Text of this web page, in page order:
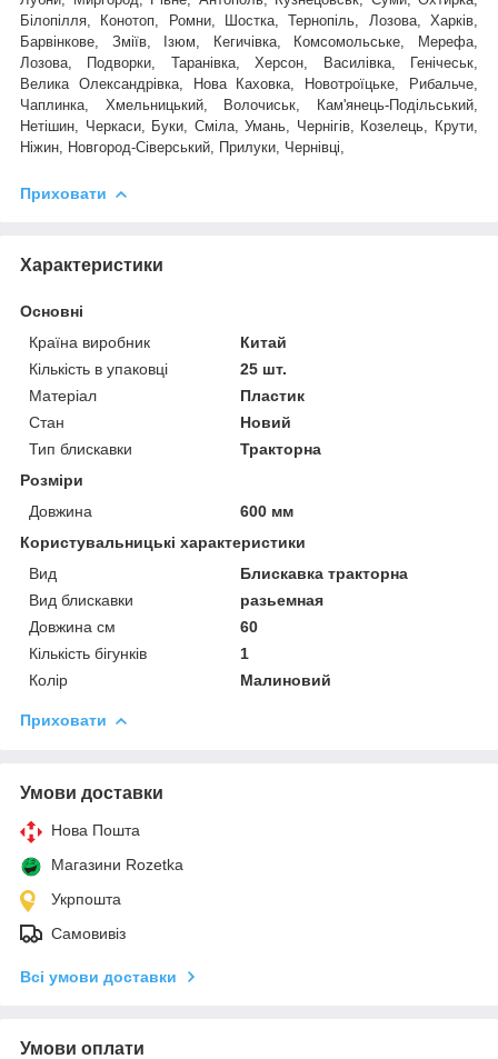
Білопілля, Конотоп, Ромни, Шостка, Тернопіль, Лозова, Харків,
Барвінкове, Зміїв, Ізюм, Кегичівка, Комсомольське, Мерефа,
Лозова, Подворки, Таранівка, Херсон, Василівка, Генічеськ,
Велика Олександрівка, Нова Каховка, Новотроїцьке, Рибальче,
Чаплинка, Хмельницький, Волочиськ, Кам'янець-Подільський,
Нетішин, Черкаси, Буки, Сміла, Умань, Чернігів, Козелець, Крути,
Ніжин, Новгород-Сіверський, Прилуки, Чернівці,
Приховати
Характеристики
Основні
Країна виробник
Китай
Кількість в упаковці
25 шт.
Матеріал
Пластик
Стан
Новий
Тип блискавки
Тракторна
Розміри
Довжина
600 мм
Користувальницькі характеристики
Вид
Блискавка тракторна
Вид блискавки
разьемная
Довжина см
60
Кількість бігунків
1
Колір
Малиновий
Приховати
Умови доставки
Нова Пошта
Магазини Rozetka
Укрпошта
Самовивіз
Всі умови доставки
Умови оплати